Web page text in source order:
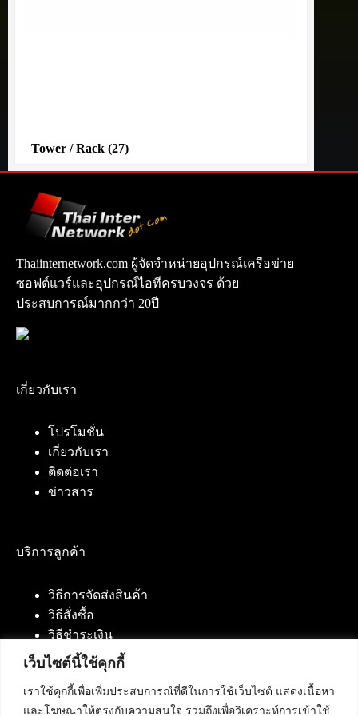
เว็บไซต์นี้ใช้คุกกี้
เราใช้คุกกี้เพื่อเพิ่มประสบการณ์ที่ดีในการใช้เว็บไซต์ แสดงเนื้อหา
และโฆษณาให้ตรงกับความสนใจ รวมถึงเพื่อวิเคราะห์การเข้าใช้
Tower / Rack (27)
Thaiinternetwork.com ผู้จัดจำหน่ายอุปกรณ์เครือข่าย
ซอฟต์แวร์และอุปกรณ์ไอทีครบวงจร ด้วย
ประสบการณ์มากกว่า 20ปี
เกี่ยวกับเรา
โปรโมชั่น
เกี่ยวกับเรา
ติดต่อเรา
ข่าวสาร
บริการลูกค้า
วิธีการจัดส่งสินค้า
วิธีสั่งซื้อ
วิธีชำระเงิน
ติดต่อเรา